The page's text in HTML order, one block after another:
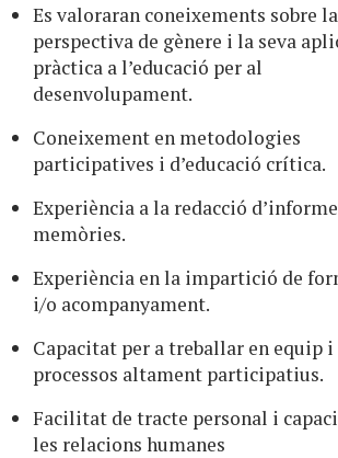
Es valoraran coneixements sobre la
perspectiva de gènere i la seva
pràctica a l’educació per al
desenvolupament.
Coneixement en metodologies
participatives i d’educació crítica.
Experiència a la redacció
memòries.
Experiència en la impartició de
i/o acompanyament.
Capacitat per a treballar en equip i
processos altament participatius.
Facilitat de tracte personal i
les relacions humanes